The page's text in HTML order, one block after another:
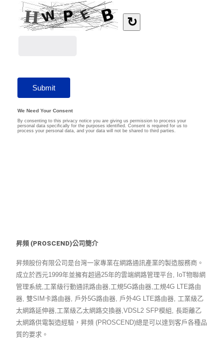
昇頻 (PROSCEND)公司簡介
昇頻股份有限公司是台灣一家專業在網路通訊產業的製造服務商。
成立於西元1999年並擁有超過25年的雲端網路管理平台, IoT物聯網
管理系統,工業級行動通訊路由器,工規5G路由器,工規4G LTE路由
器, 雙SIM卡路由器, 戶外5G路由器, 戶外4G LTE路由器, 工業級乙
太網路延伸器,工業級乙太網路交換器,VDSL2 SFP模組, 長距離乙
太網路供電製造經驗，昇頻 (PROSCEND)總是可以達到客戶各種品
質的要求。